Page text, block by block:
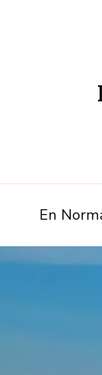
En